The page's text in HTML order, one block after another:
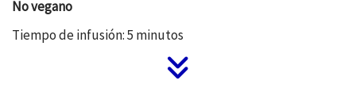
No vegano
Tiempo de infusión: 5 minutos